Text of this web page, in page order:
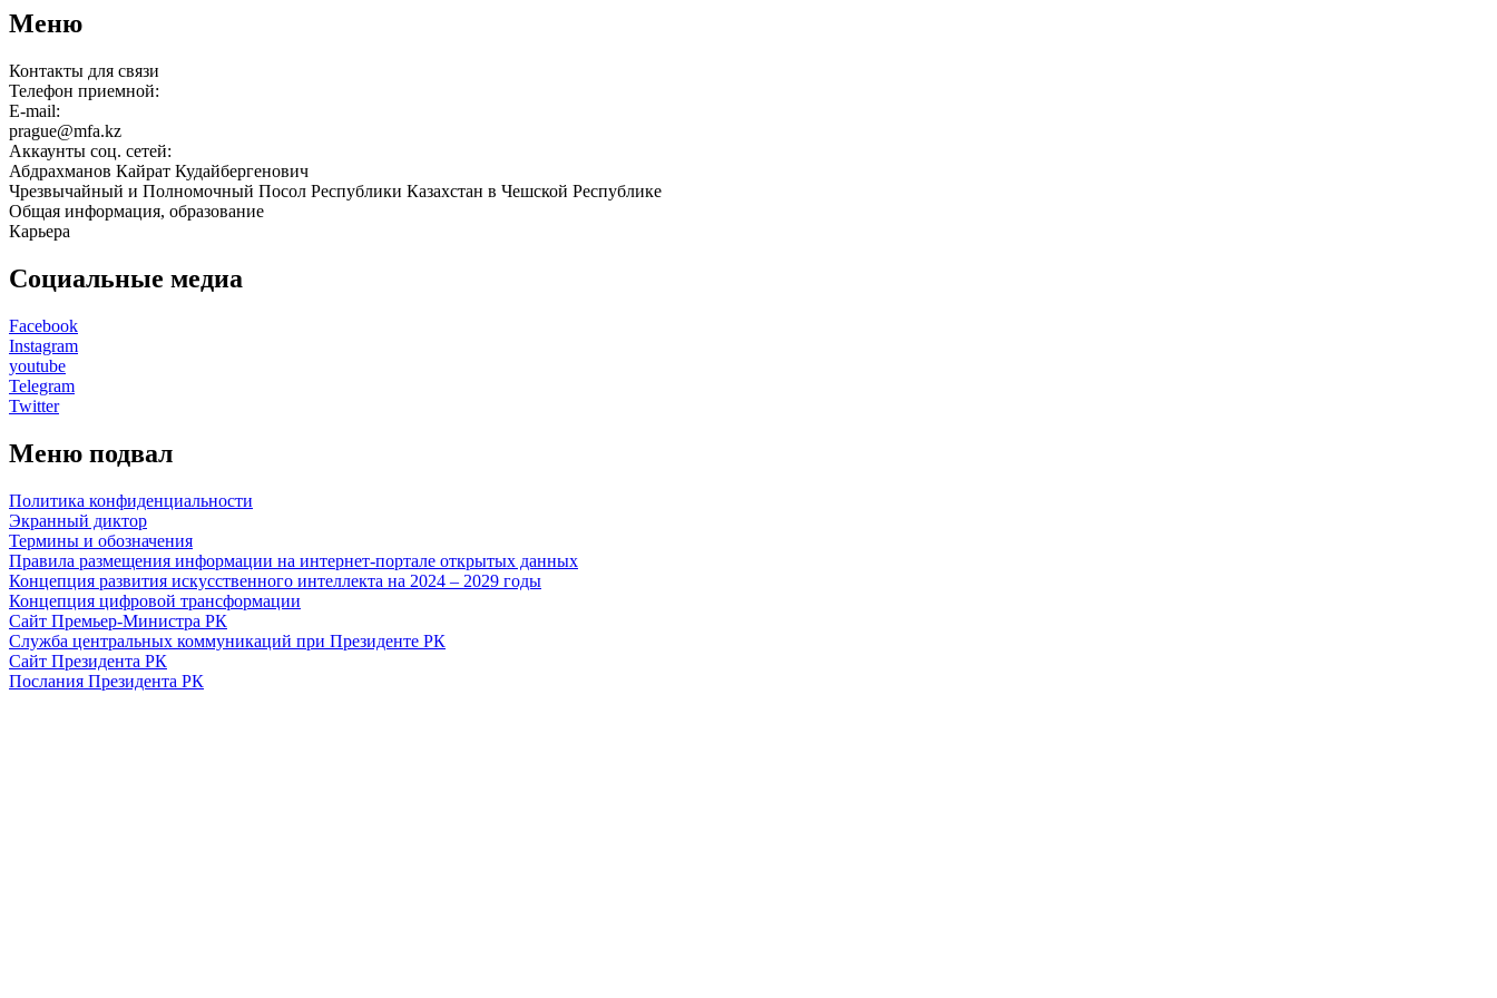
Меню
Контакты для связи
Телефон приемной:
E-mail:
prague@mfa.kz
Аккаунты соц. сетей:
Абдрахманов Кайрат Кудайбергенович
Чрезвычайный и Полномочный Посол Республики Казахстан в Чешской Республике
Общая информация, образование
Карьера
Социальные медиа
Facebook
Instagram
youtube
Telegram
Twitter
Меню подвал
Политика конфиденциальности
Экранный диктор
Термины и обозначения
Правила размещения информации на интернет-портале открытых данных
Концепция развития искусственного интеллекта на 2024 – 2029 годы
Концепция цифровой трансформации
Сайт Премьер-Министра РК
Служба центральных коммуникаций при Президенте РК
Сайт Президента РК
Послания Президента РК